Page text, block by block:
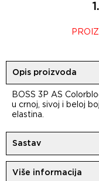
Opis proizvoda
BOSS 3P AS
u crnoj, sivoj i beloj
elastina.
Sastav
2%Elastan
Više informacija